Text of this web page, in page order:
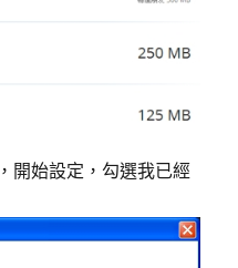
開始設定，勾選我已經